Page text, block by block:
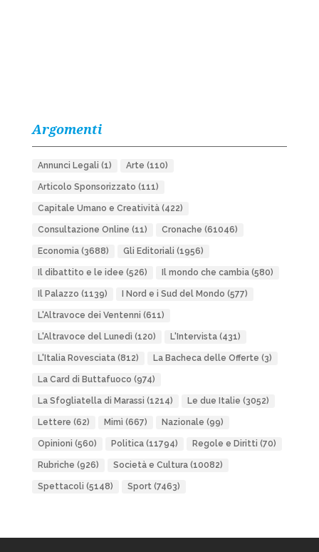
Argomenti
Annunci Legali (1) Arte (110)
Articolo Sponsorizzato (111)
Capitale Umano e Creatività(422)
Consultazione Online (11) Cronache (61046)
Economia(3688) Gli Editoriali (1956)
Il dibattito e le idee (526) Il mondo che cambia(580)
Il Palazzo (1139) I Nord e i Sud del Mondo (577)
L'Altravoce dei Ventenni (611)
L'Altravoce del Lunedì (120) L'Intervista(431)
L'Italia Rovesciata(812) La Bacheca delle Offerte (3)
La Card di Buttafuoco (974)
La Sfogliatella di Marassi (1214) Le due Italie (3052)
Lettere (62) Mimì (667) Nazionale (99)
Opinioni (560) Politica(11794) Regole e Diritti (70)
Rubriche (926) Società e Cultura(10082)
Spettacoli (5148) Sport(7463)